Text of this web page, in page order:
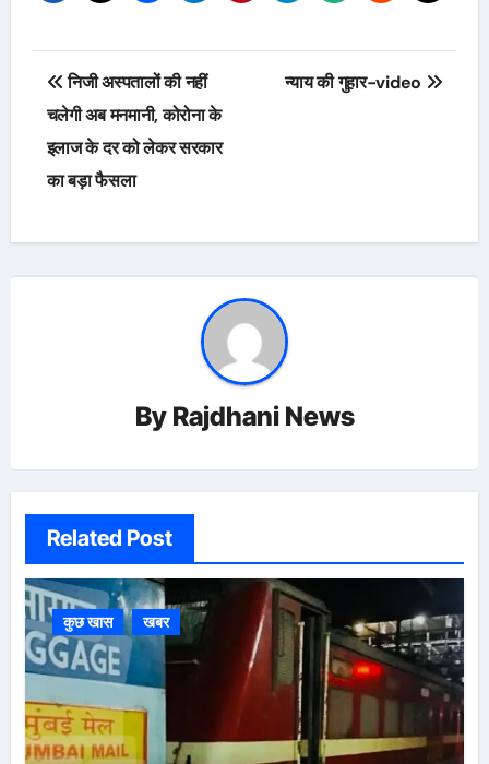
Post
navigation
निजी अस्पतालों की नहीं
चलेगी अब मनमानी, कोरोना के
इलाज के दर को लेकर सरकार
का बड़ा फैसला
न्याय की गुहार-video
By Rajdhani News
Related Post
कुछ खास खबर